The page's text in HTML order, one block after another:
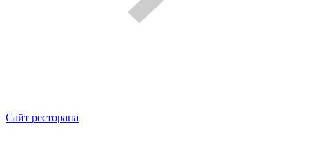
Сайт ресторана